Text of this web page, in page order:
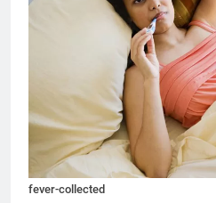
fever-collected